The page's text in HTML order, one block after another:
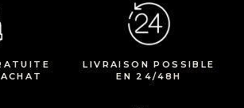
LIVRAISON POSSIBLE
EN 24/48H